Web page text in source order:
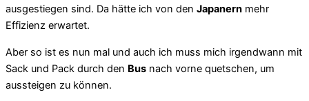
ausgestiegen sind. Da hätte ich von den Japanern mehr
Effizienz erwartet.
Aber so ist es nun mal und auch ich muss mich irgendwann mit
Sack und Pack durch den Bus nach vorne quetschen, um
aussteigen zu können.